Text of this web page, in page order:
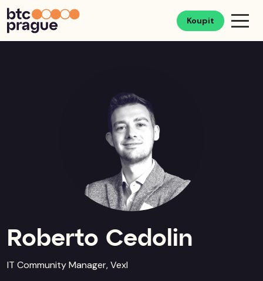
Koupit
Roberto Cedolin
IT Community Manager, Vexl